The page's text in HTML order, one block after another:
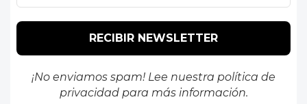
¡No enviamos spam! Lee nuestra política de
privacidadpara más información.